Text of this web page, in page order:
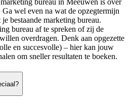
bureau in Meeuwen is over
Ga wel even na wat de opzegtermijn
bestaande marketing bureau.
bureau af te spreken of zij de
overdragen. Denk aan opgezette
en succesvolle) – hier kan jouw
om sneller resultaten te boeken.